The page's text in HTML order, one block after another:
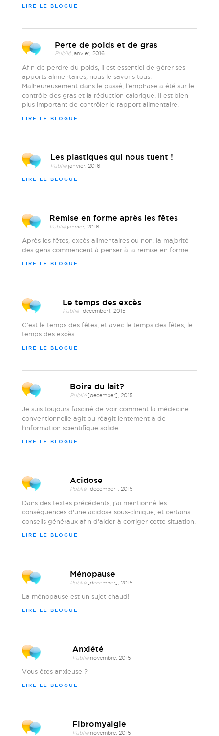
LIRE LE BLOGUE
Perte de poids et de gras
Publié janvier, 2016
Afin de perdre du poids, il est essentiel de gérer ses
apports alimentaires, nous le savons tous.
Malheureusement dans le passé, l’emphase a été sur le
contrôle des gras et la réduction calorique. Il est bien
plus important de contrôler le rapport alimentaire.
LIRE LE BLOGUE
Les plastiques qui nous tuent !
Publié janvier, 2016
LIRE LE BLOGUE
Remise en forme après les fêtes
Publié janvier, 2016
Après les fêtes, excès alimentaires ou non, la majorité
des gens commencent à penser à la remise en forme.
LIRE LE BLOGUE
Le temps des excès
Publié [december], 2015
C’est le temps des fêtes, et avec le temps des fêtes, le
temps des excès.
LIRE LE BLOGUE
Boire du lait?
Publié [december], 2015
Je suis toujours fasciné de voir comment la médecine
conventionnelle agit ou réagit lentement à de
l'information scientifique solide.
LIRE LE BLOGUE
Acidose
Publié [december], 2015
Dans des textes précédents, j'ai mentionné les
conséquences d'une acidose sous-clinique, et certains
conseils généraux afin d'aider à corriger cette situation.
LIRE LE BLOGUE
Ménopause
Publié [december], 2015
La ménopause est un sujet chaud!
LIRE LE BLOGUE
Anxiété
Publié novembre, 2015
Vous êtes anxieuse ?
LIRE LE BLOGUE
Fibromyalgie
Publié novembre, 2015